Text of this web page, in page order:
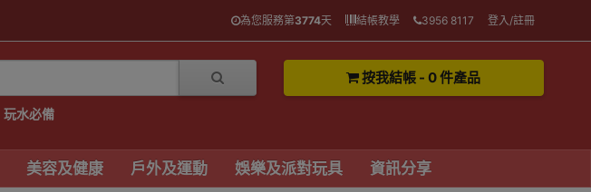
為您服務第3774天 結帳教學 3956 8117 登入/註冊
玩水必備
按我結帳 - 0 件產品
美容及健康 戶外及運動 娛樂及派對玩具 資訊分享